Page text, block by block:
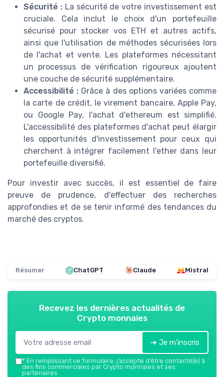
Sécurité :La sécurité de votre investissement est
cruciale. Cela inclut le choix d'un portefeuille
sécurisé pour stocker vos ETH et autres actifs,
ainsi que l'utilisation de méthodes sécurisées lors
de l'achat et vente. Les plateformes nécessitant
un processus de vérification rigoureux ajoutent
une couche de sécurité supplémentaire.
Accessibilité : Grâce à des options variées comme
la carte de crédit, le virement bancaire, Apple Pay,
ou Google Pay, l'achat d'ethereum est simplifié.
L'accessibilité des plateformes d'achat peut élargir
les opportunités d'investissement pour ceux qui
cherchent à intégrer facilement l'ether dans leur
portefeuille diversifié.
Pour investir avec succès, il est essentiel de faire
preuve de prudence, d'effectuer des recherches
approfondies et de se tenir informé des tendances du
marché des cryptos.
Résumer ChatGPT Claude Mistral
Recevez les dernières actualités de
Crypto monnaies
➔ Je m'inscris
* En remplissant ce formulaire, j’accepte d’être contacté(e) à
des fins commerciales par Crypto monnaies et ses
partenaires.